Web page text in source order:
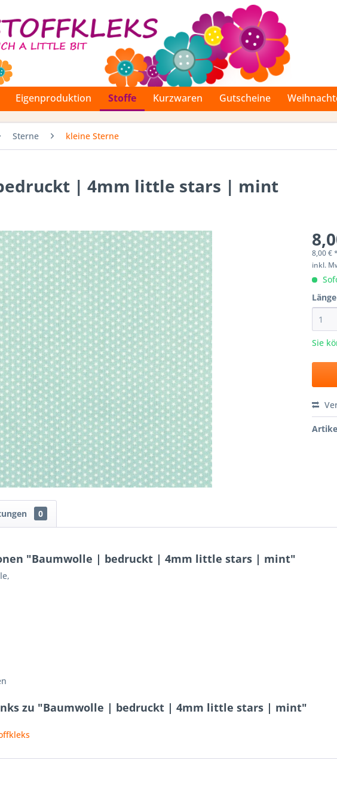
Eigenproduktion Stoffe Kurzwaren Gutscheine
Sterne kleine Sterne
| 4mm little stars | mint
8,00 €
inkl.
Sie
0
"Baumwolle | bedruckt | 4mm little stars | mint"
zu "Baumwolle | bedruckt | 4mm little stars | mint"